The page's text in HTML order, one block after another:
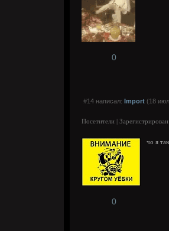
0
#14 написал: Import (18
Посетители |
чо я
0